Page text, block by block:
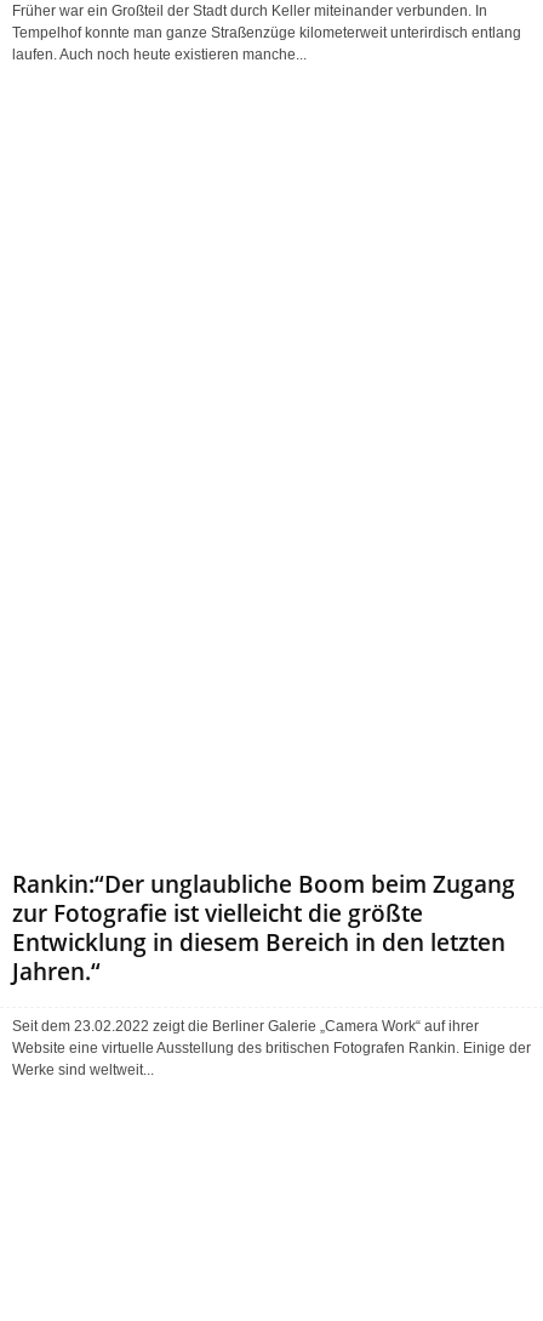
Früher war ein Großteil der Stadt durch Keller miteinander verbunden. In
Tempelhof konnte man ganze Straßenzüge kilometerweit unterirdisch entlang
laufen. Auch noch heute existieren manche...
Rankin:“Der unglaubliche Boom beim Zugang
zur Fotografie ist vielleicht die größte
Entwicklung in diesem Bereich in den letzten
Jahren.“
Seit dem 23.02.2022 zeigt die Berliner Galerie „Camera Work“ auf ihrer
Website eine virtuelle Ausstellung des britischen Fotografen Rankin. Einige der
Werke sind weltweit...